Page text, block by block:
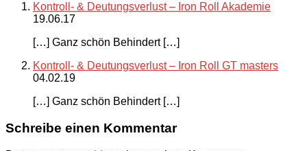
Kontroll- & Deutungsverlust – Iron Roll Akademie
19.06.17
[…] Ganz schön Behindert […]
Kontroll- & Deutungsverlust – Iron Roll GT masters
04.02.19
[…] Ganz schön Behindert […]
Schreibe einen Kommentar